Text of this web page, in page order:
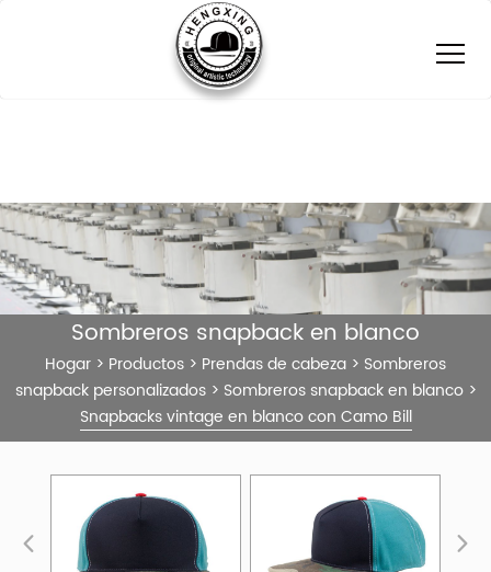
Sombreros snapback en blanco
Hogar > Productos > Prendas de cabeza > Sombreros
snapback personalizados> Sombreros snapback en blanco>
Snapbacks vintage en blanco con Camo Bill